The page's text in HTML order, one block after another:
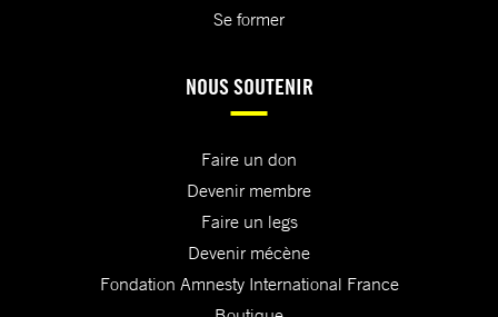
Se former
NOUS SOUTENIR
Faire un don
Devenir membre
Faire un legs
Devenir mécène
Fondation Amnesty International France